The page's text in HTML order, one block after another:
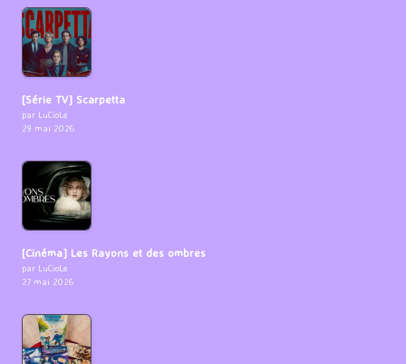
[Série TV] Scarpetta
par LuCioLe
29 mai 2026
[Cinéma] Les Rayons et des ombres
par LuCioLe
27 mai 2026